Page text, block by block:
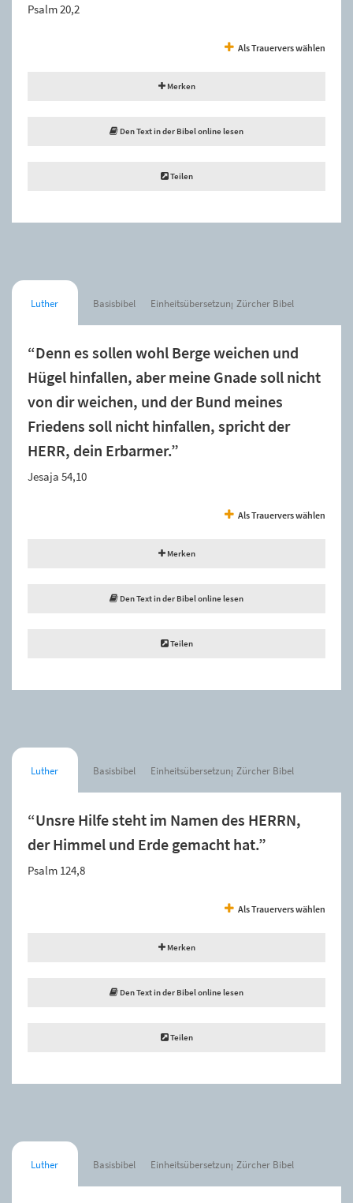
Psalm 20,2
Als Trauervers wählen
Merken
Den Text in der Bibel online lesen
Teilen
Luther Basisbibel Einheitsübersetzung Zürcher Bibel
“Denn es sollen wohl Berge weichen und
Hügel hinfallen, aber meine Gnade soll nicht
von dir weichen, und der Bund meines
Friedens soll nicht hinfallen, spricht der
HERR, dein Erbarmer.”
Jesaja 54,10
Als Trauervers wählen
Merken
Den Text in der Bibel online lesen
Teilen
Luther Basisbibel Einheitsübersetzung Zürcher Bibel
“Unsre Hilfe steht im Namen des HERRN,
der Himmel und Erde gemacht hat.”
Psalm 124,8
Als Trauervers wählen
Merken
Den Text in der Bibel online lesen
Teilen
Luther Basisbibel Einheitsübersetzung Zürcher Bibel